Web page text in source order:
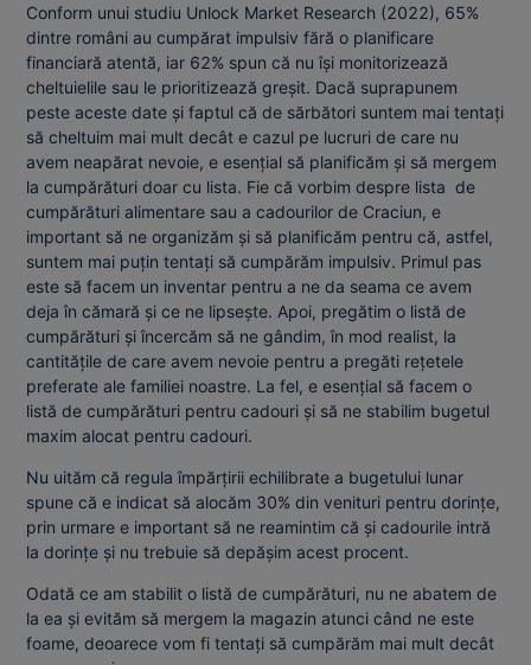
Conform unui studiu Unlock Market Research (2022), 65%
dintre români au cumpărat impulsiv fără o planificare
financiară atentă, iar 62% spun că nu își monitorizează
cheltuielile sau le prioritizează greșit. Dacă suprapunem
peste aceste date și faptul că de sărbători suntem mai tentați
să cheltuim mai mult decât e cazul pe lucruri de care nu
avem neapărat nevoie, e esențial să planificăm și să mergem
la cumpărături doar cu lista. Fie că vorbim despre lista de
cumpărături alimentare sau a cadourilor de Craciun, e
important să ne organizăm și să planificăm pentru că, astfel,
suntem mai puțin tentați să cumpărăm impulsiv. Primul pas
este să facem un inventar pentru a ne da seama ce avem
deja în cămară și ce ne lipsește. Apoi, pregătim o listă de
cumpărături și încercăm să ne gândim, în mod realist, la
cantitățile de care avem nevoie pentru a pregăti rețetele
preferate ale familiei noastre. La fel, e esențial să facem o
listă de cumpărături pentru cadouri și să ne stabilim bugetul
maxim alocat pentru cadouri.
Nu uităm că regula împărțirii echilibrate a bugetului lunar
spune că e indicat să alocăm 30% din venituri pentru dorințe,
prin urmare e important să ne reamintim că și cadourile intră
la dorințe și nu trebuie să depășim acest procent.
Odată ce am stabilit o listă de cumpărături, nu ne abatem de
la ea și evităm să mergem la magazin atunci când ne este
foame, deoarece vom fi tentați să cumpărăm mai mult decât